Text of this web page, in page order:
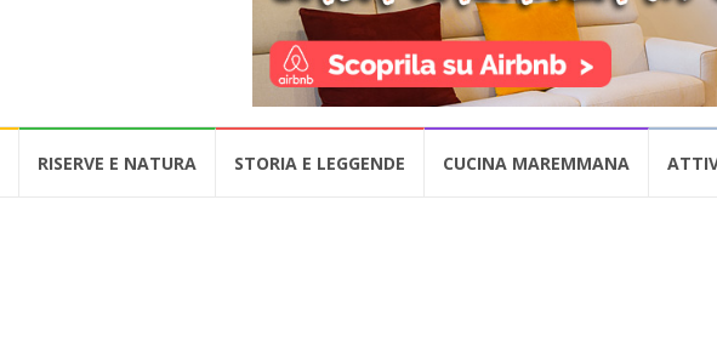
RISERVE E NATURA STORIA E LEGGENDE CUCINA MAREMMANA